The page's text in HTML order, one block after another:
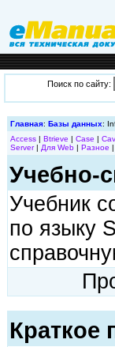
Поиск по сайту:
Главная: Базы данных:
Access| Btrieve | Case |
Server| Для Web| Разное |
Учебно-
Учебник
по языку
Краткое